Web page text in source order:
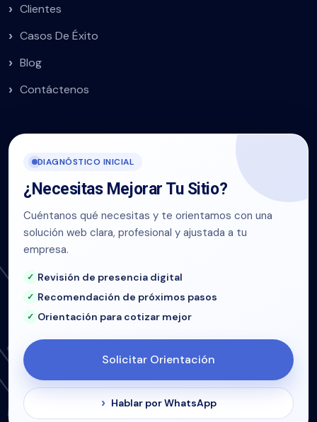
Clientes
Casos De Éxito
Blog
Contáctenos
DIAGNÓSTICO INICIAL
¿Necesitas Mejorar Tu Sitio?
Cuéntanos qué necesitas y te orientamos con una
solución web clara, profesional y ajustada a tu
empresa.
Revisión de presencia digital
Recomendación de próximos pasos
Orientación para cotizar mejor
Solicitar Orientación
Hablar por WhatsApp